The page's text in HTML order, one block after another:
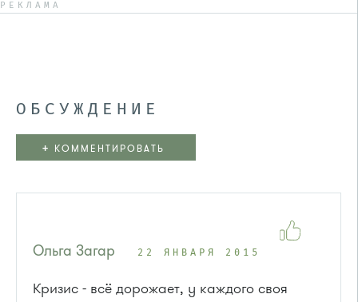
РЕКЛАМА
ОБСУЖДЕНИЕ
+ КОММЕНТИРОВАТЬ
Ольга Загар 22 ЯНВАРЯ 2015
Кризис - всё дорожает, у каждого своя